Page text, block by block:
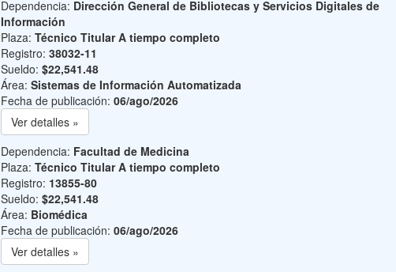
Dependencia: Dirección General de Bibliotecas y Servicios Digitales de
Información
Plaza: Técnico Titular A tiempo completo
Registro: 38032-11
Sueldo: $22,541.48
Área: Sistemas de Información Automatizada
Fecha de publicación: 06/ago/2026
Ver detalles »
Dependencia: Facultad de Medicina
Plaza: Técnico Titular A tiempo completo
Registro: 13855-80
Sueldo: $22,541.48
Área: Biomédica
Fecha de publicación: 06/ago/2026
Ver detalles »